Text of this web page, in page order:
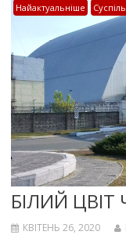
Найактуальніше
БІЛИЙ
КВІТЕНЬ 26, 2020